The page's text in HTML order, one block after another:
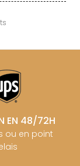
EN 48/72H
ou en point